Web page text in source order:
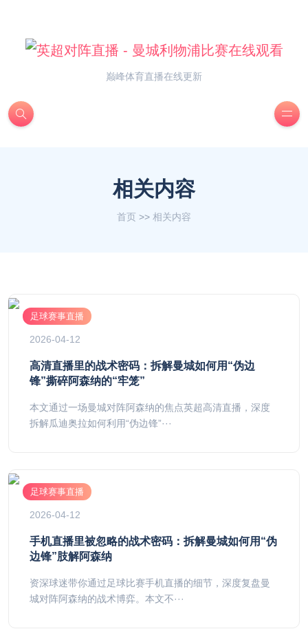
巅峰体育直播在线更新
相关内容
首页 >> 相关内容
足球赛事直播
2026-04-12
高清直播里的战术密码：拆解曼城如何用“伪边
锋”撕碎阿森纳的“牢笼”
本文通过一场曼城对阵阿森纳的焦点英超高清直播，深度
拆解瓜迪奥拉如何利用“伪边锋”···
足球赛事直播
2026-04-12
手机直播里被忽略的战术密码：拆解曼城如何用“伪
边锋”肢解阿森纳
资深球迷带你通过足球比赛手机直播的细节，深度复盘曼
城对阵阿森纳的战术博弈。本文不···